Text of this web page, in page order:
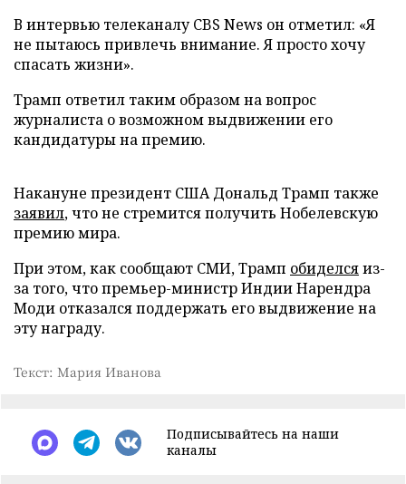
В интервью телеканалу CBS News он отметил: «Я
не пытаюсь привлечь внимание. Я просто хочу
спасать жизни».
Трамп ответил таким образом на вопрос
журналиста о возможном выдвижении его
кандидатуры на премию.
Накануне президент США Дональд Трамп также
заявил, что не стремится получить Нобелевскую
премию мира.
При этом, как сообщают СМИ, Трамп обиделсяиз-
за того, что премьер-министр Индии Нарендра
Моди отказался поддержать его выдвижение на
эту награду.
Текст: Мария Иванова
Подписывайтесь на наши
каналы